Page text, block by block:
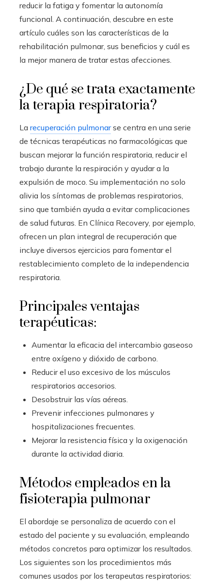
reducir la fatiga y fomentar la autonomía
funcional. A continuación, descubre en este
artículo cuáles son las características de la
rehabilitación pulmonar, sus beneficios y cuál es
la mejor manera de tratar estas afecciones.
¿De qué se trata exactamente
la terapia respiratoria?
La recuperación pulmonarse centra en una serie
de técnicas terapéuticas no farmacológicas que
buscan mejorar la función respiratoria, reducir el
trabajo durante la respiración y ayudar a la
expulsión de moco. Su implementación no solo
alivia los síntomas de problemas respiratorios,
sino que también ayuda a evitar complicaciones
de salud futuras. En Clínica Recovery, por ejemplo,
ofrecen un plan integral de recuperación que
incluye diversos ejercicios para fomentar el
restablecimiento completo de la independencia
respiratoria.
Principales ventajas
terapéuticas:
Aumentar la eficacia del intercambio gaseoso
entre oxígeno y dióxido de carbono.
Reducir el uso excesivo de los músculos
respiratorios accesorios.
Desobstruir las vías aéreas.
Prevenir infecciones pulmonares y
hospitalizaciones frecuentes.
Mejorar la resistencia física y la oxigenación
durante la actividad diaria.
Métodos empleados en la
fisioterapia pulmonar
El abordaje se personaliza de acuerdo con el
estado del paciente y su evaluación, empleando
métodos concretos para optimizar los resultados.
Los siguientes son los procedimientos más
comunes usados por los terapeutas respiratorios: